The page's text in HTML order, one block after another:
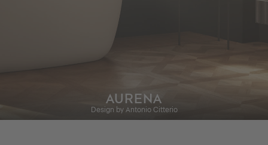
AURENA
Design by Antonio Citterio